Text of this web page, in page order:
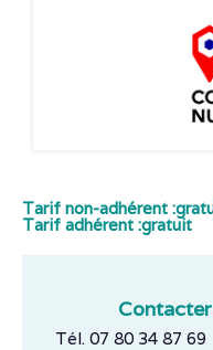
Tarif non-adhérent :
Tarif adhérent :gratuit
Tél. 07 80 34 87 69